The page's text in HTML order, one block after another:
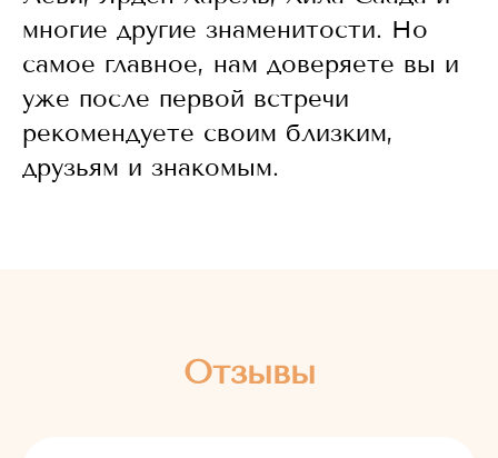
многие другие знаменитости. Но
самое главное, нам доверяете вы и
уже после первой встречи
рекомендуете своим близким,
друзьям и знакомым.
Отзывы